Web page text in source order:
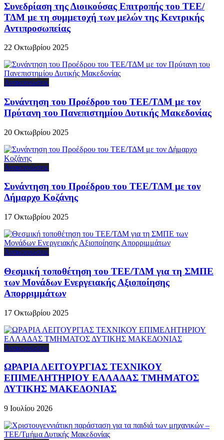
Συνεδρίαση της Διοικούσας Επιτροπής του ΤΕΕ/
ΤΔΜ με τη συμμετοχή των μελών της Κεντρικής
Αντιπροσωπείας
22 Οκτωβρίου 2025
Ανακοινώσεις
Συνάντηση του Προέδρου του ΤΕΕ/ΤΔΜ με τον
Πρύτανη του Πανεπιστημίου Δυτικής Μακεδονίας
20 Οκτωβρίου 2025
Ανακοινώσεις
Συνάντηση του Προέδρου του ΤΕΕ/ΤΔΜ με τον
Δήμαρχο Κοζάνης
17 Οκτωβρίου 2025
Ανακοινώσεις
Θεσμική τοποθέτηση του ΤΕΕ/ΤΔΜ για τη ΣΜΠΕ
των Μονάδων Ενεργειακής Αξιοποίησης
Απορριμμάτων
17 Οκτωβρίου 2025
Ανακοινώσεις
ΩΡΑΡΙΑ ΛΕΙΤΟΥΡΓΙΑΣ ΤΕΧΝΙΚΟΥ
ΕΠΙΜΕΛΗΤΗΡΙΟΥ ΕΛΛΑΔΑΣ ΤΜΗΜΑΤΟΣ
ΔΥΤΙΚΗΣ ΜΑΚΕΔΟΝΙΑΣ
9 Ιουλίου 2026